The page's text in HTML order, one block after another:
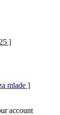
]
mlade ]
account